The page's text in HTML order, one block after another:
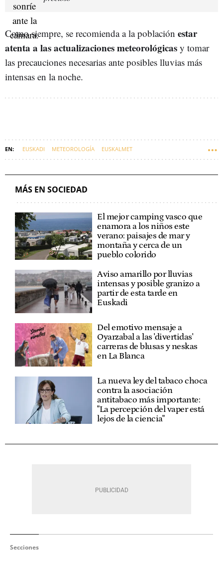
Como siempre, se recomienda a la población estar
atenta a las actualizaciones meteorológicas y tomar
las precauciones necesarias ante posibles lluvias más
intensas en la noche.
EUSKADI METEOROLOGÍA EUSKALMET
MÁS EN SOCIEDAD
El mejor camping vasco que
enamora a los niños este
verano: paisajes de mar y
montaña y cerca de un
pueblo colorido
Aviso amarillo por lluvias
intensas y posible granizo a
partir de esta tarde en
Euskadi
Del emotivo mensaje a
Oyarzabal a las 'divertidas'
carreras de blusas y neskas
en La Blanca
La nueva ley del tabaco choca
contra la asociación
antitabaco más importante:
"La percepción del vaper está
lejos de la ciencia"
Secciones